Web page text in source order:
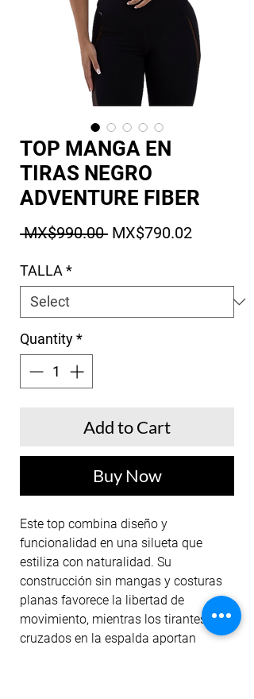
TOP MANGA EN
TIRAS NEGRO
ADVENTURE FIBER
MX$990.00 Regular Price
MX$790.02Sale Price
TALLA *
Quantity*
Add to Cart
Buy Now
Este top combina diseño y
funcionalidad en una silueta que
estiliza con naturalidad. Su
construcción sin mangas y costuras
planas favorece la libertad de
movimiento, mientras los tirantes
cruzados en la espalda aportan